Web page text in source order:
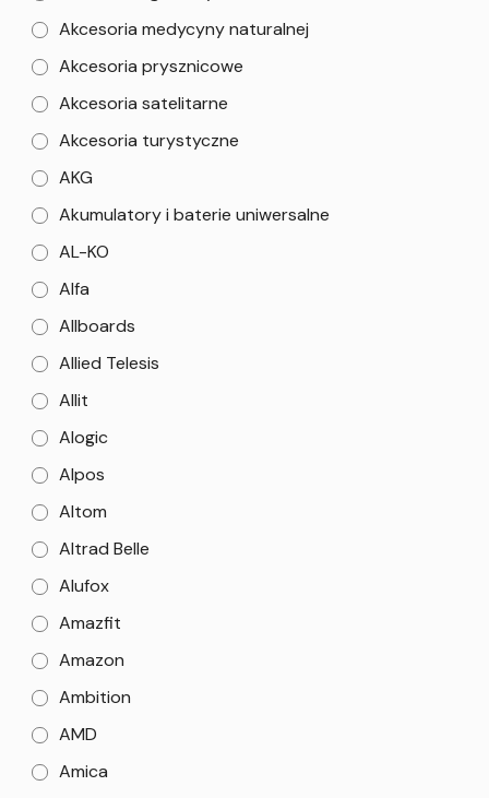
Akcesoria medycyny naturalnej
Akcesoria prysznicowe
Akcesoria satelitarne
Akcesoria turystyczne
AKG
Akumulatory i baterie uniwersalne
AL-KO
Alfa
Allboards
Allied Telesis
Allit
Alogic
Alpos
Altom
Altrad Belle
Alufox
Amazfit
Amazon
Ambition
AMD
Amica